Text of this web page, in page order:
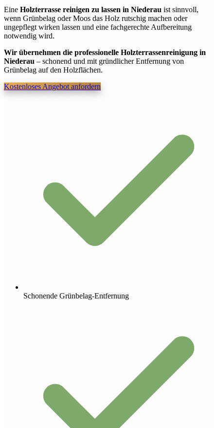
Eine Holzterrasse reinigen zu lassen in Niederau ist sinnvoll,
wenn Grünbelag oder Moos das Holz rutschig machen oder
ungepflegt wirken lassen und eine fachgerechte Aufbereitung
notwendig wird.
Wir übernehmen die professionelle Holzterrassenreinigung in
Niederau – schonend und mit gründlicher Entfernung von
Grünbelag auf den Holzflächen.
Kostenloses Angebot anfordern
Schonende Grünbelag-Entfernung